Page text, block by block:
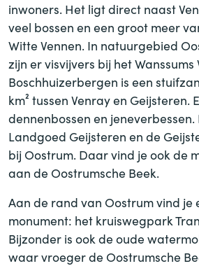
inwoners. Het ligt direct naast
veel bossen en een groot meer
Witte Vennen. In natuurgebied
zijn er visvijvers bij het Wanssums
Boschhuizerbergen is een
km² tussen Venray en Geijsteren.
dennenbossen en jeneverbessen.
Landgoed Geijsteren en de
bij Oostrum. Daar vind je ook de
aan de Oostrumsche Beek.
Aan de rand van Oostrum vind je
monument: het kruiswegpark
Bijzonder is ook de oude
waar vroeger de Oostrumsche